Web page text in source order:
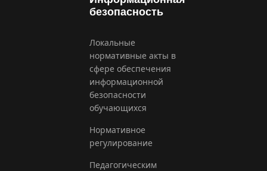
безопасность
Локальные
нормативные акты в
сфере обеспечения
информационной
безопасности
обучающихся
Нормативное
регулирование
Педагогическим